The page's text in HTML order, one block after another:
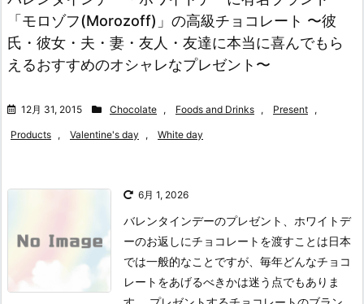
「モロゾフ(Morozoff)」の高級チョコレート 〜彼
氏・彼女・夫・妻・友人・友達に本当に喜んでもら
えるおすすめのオシャレなプレゼント〜
12月 31, 2015 Chocolate , Foods and Drinks , Present ,
Products , Valentine's day , White day
6月 1, 2026
バレンタインデーのプレゼント、ホワイトデ
ーのお返しにチョコレートを渡すことは日本
では一般的なことですが、毎年どんなチョコ
レートをあげるべきかは迷う点でもありま